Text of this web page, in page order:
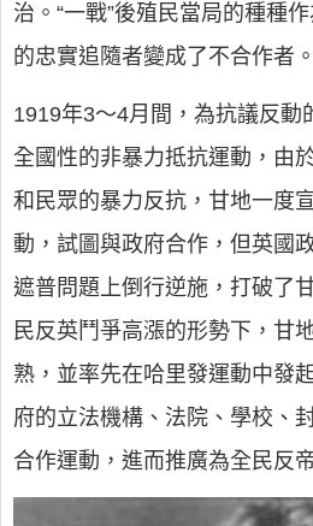
治。“一戰”後殖民當局的種種
的忠實追隨者變成了不合作者。
1919年3～4月間，為抗議反動
全國性的非暴力抵抗運動，由
和民眾的暴力反抗，甘地一度
動，試圖與政府合作，但英國
遮普問題上倒行逆施，打破了
民反英鬥爭高漲的形勢下，甘
熟，並率先在哈里發運動中發
府的立法機構、法院、學校、
合作運動，進而推廣為全民反